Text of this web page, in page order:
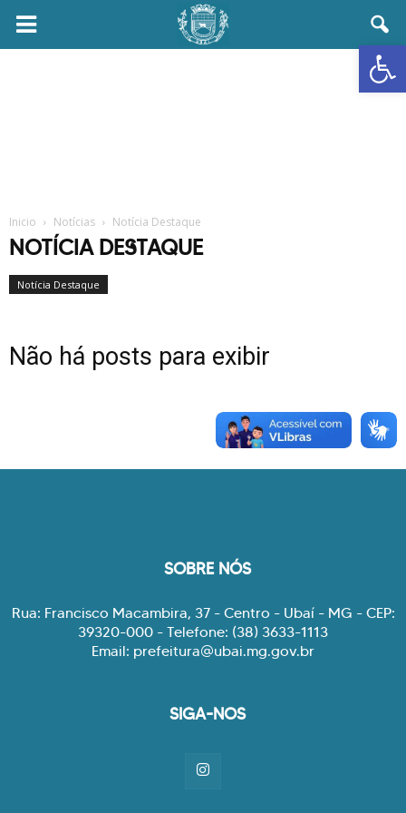
Abrir
Prefeitura
Inicio Notícias Notícia Destaque
NOTÍCIA DESTAQUE
Notícia Destaque
Não há posts para exibir
SOBRE NÓS
Rua: Francisco Macambira, 37 - Centro - Ubaí - MG - CEP:
39320-000 - Telefone: (38) 3633-1113
Email: prefeitura@ubai.mg.gov.br
SIGA-NOS